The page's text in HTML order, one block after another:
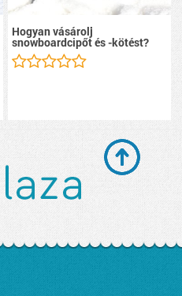
Hogyan vásárolj
snowboardcipőt és -kötést?